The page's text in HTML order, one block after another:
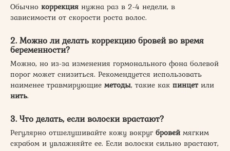
Обычно коррекция нужна раз в 2-4 недели, в
зависимости от скорости роста волос.
2. Можно ли делать коррекцию бровей во время
беременности?
Можно, но из-за изменения гормонального фона болевой
порог может снизиться. Рекомендуется использовать
наименее травмирующие методы, такие как пинцет или
нить.
3. Что делать, если волоски врастают?
Регулярно отшелушивайте кожу вокруг бровеймягким
скрабом и увлажняйте ее. Если волоски сильно врастают,